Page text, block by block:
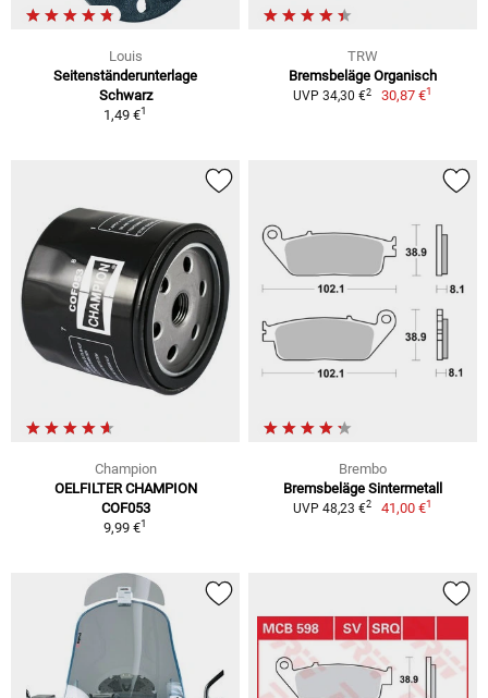
Louis
Seitenständerunterlage
Schwarz
1,49 €1
TRW
Bremsbeläge Organisch
UVP 34,30 €2 30,87 €1
Champion
OELFILTER CHAMPION
COF053
9,99 €1
Brembo
Bremsbeläge Sintermetall
UVP 48,23 €2 41,00 €1